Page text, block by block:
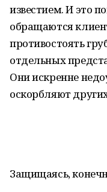
известием. И это
обращаются
противостоять
отдельных
Они искренне
оскорбляют
Защищаясь,